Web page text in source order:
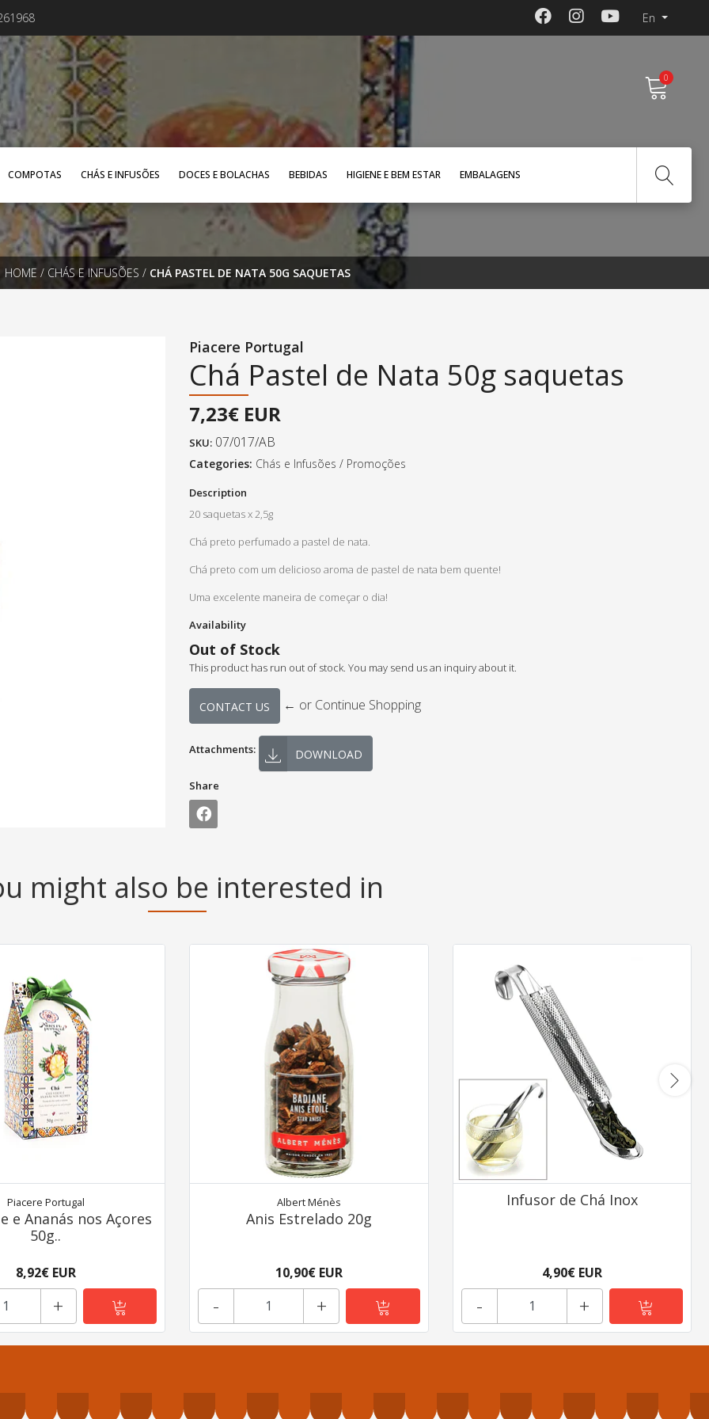
En
0
COMPOTAS CHÁS E INFUSÕES DOCES E BOLACHAS BEBIDAS HIGIENE E BEM ESTAR EMBALAGENS
HOME / CHÁS E INFUSÕES / CHÁ PASTEL DE NATA 50G SAQUETAS
Piacere Portugal
Chá Pastel de Nata 50g saquetas
7,23€ EUR
SKU: 07/017/AB
Categories: Chás e Infusões / Promoções
Description
20 saquetas x 2,5g
Chá preto perfumado a pastel de nata.
Chá preto com um delicioso aroma de pastel de nata bem quente!
Uma excelente maneira de começar o dia!
Availability
Out of Stock
This product has run out of stock. You may send us an inquiry about it.
CONTACT US ← or Continue Shopping
Attachments: DOWNLOAD
Share
might also be interested in
Piacere Portugal
e Ananás nos Açores
50g..
8,92€ EUR
+
Albert Ménès
Anis Estrelado 20g
10,90€ EUR
+
-
Infusor de Chá Inox
4,90€ EUR
+
-